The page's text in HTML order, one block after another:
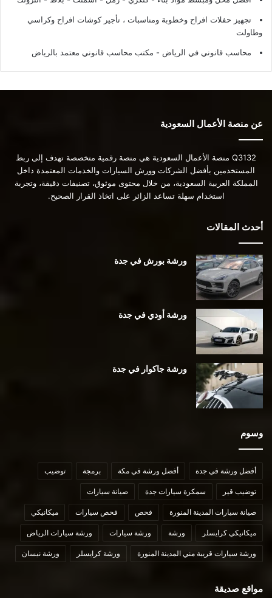
تجهيز حفلات افراح وخطوبة ومناسبات ، تأجير كوشات افراح وكراسي
وطاولت
محاسب قانوني في الرياض - مكتب محاسب قانوني معتمد بالرياض
عن منصة الأعمال السعودية
Q3132 منصة الأعمال السعودية هي منصة رقمية متخصصة تهدف إلى ربط
المستخدمين بأفضل الشركات وورش السيارات والخدمات المعتمدة داخل
المملكة العربية السعودية، من خلال محتوى موثوق، تصنيفات دقيقة، وتجربة
استخدام سهلة تساعد الزائر على اتخاذ القرار الصحيح.
أحدث المقالات
ورشة بورش في جدة
ورشة أودي في جدة
ورشة جاكوار في جدة
وسوم
أفضل ورشة في جدة أفضل ورشة في مكة برمجة توضيب
توضيب قير سمكرة سيارات جدة صيانة سيارات
صيانة سيارات المدينة المنورة فحص فحص سيارات ميكانيكي
ميكانيكي كرايسلر ورشة ورشة سيارات ورشة سيارات الرياض
ورشة سيارات قريبة مني المدينة المنورة ورشة كرايسلر ورشة نيسان
مواقع صديقة